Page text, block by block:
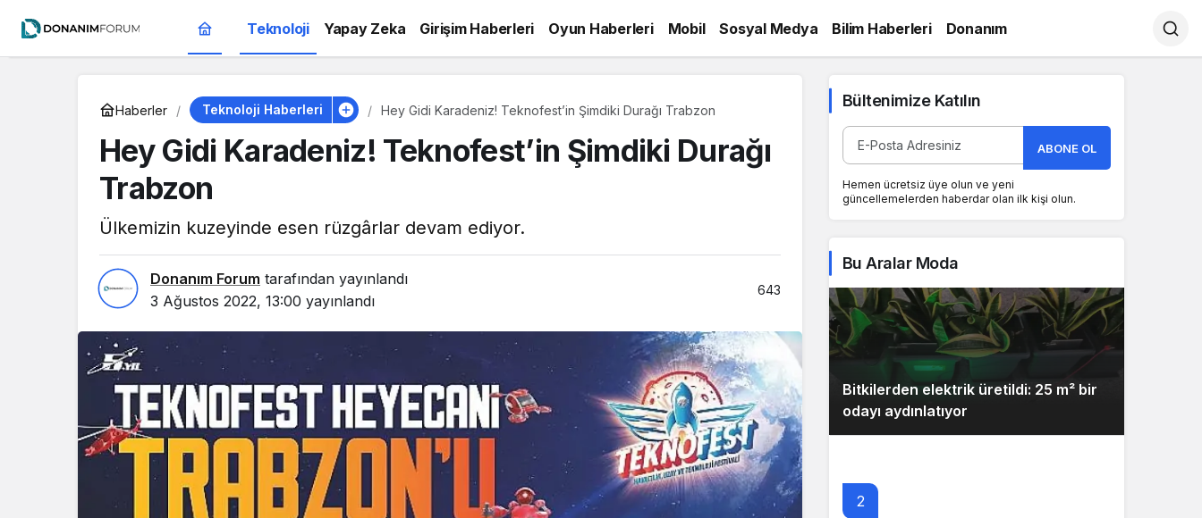
Teknoloji Yapay Zeka Girişim Haberleri Oyun Haberleri Mobil Sosyal Medya Bilim Haberleri Donanım
Haberler Teknoloji Haberleri Hey Gidi Karadeniz! Teknofest’in Şimdiki Durağı Trabzon
Hey Gidi Karadeniz! Teknofest’in Şimdiki Durağı
Trabzon
Ülkemizin kuzeyinde esen rüzgârlar devam ediyor.
Donanım Forum tarafından yayınlandı
3 Ağustos 2022, 13:00 yayınlandı
643
Bültenimize Katılın
ABONE OL
Hemen ücretsiz üye olun ve yeni
güncellemelerden haberdar olan ilk kişi olun.
Bu Aralar Moda
Bitkilerden elektrik üretildi: 25 m² bir
odayı aydınlatıyor
2